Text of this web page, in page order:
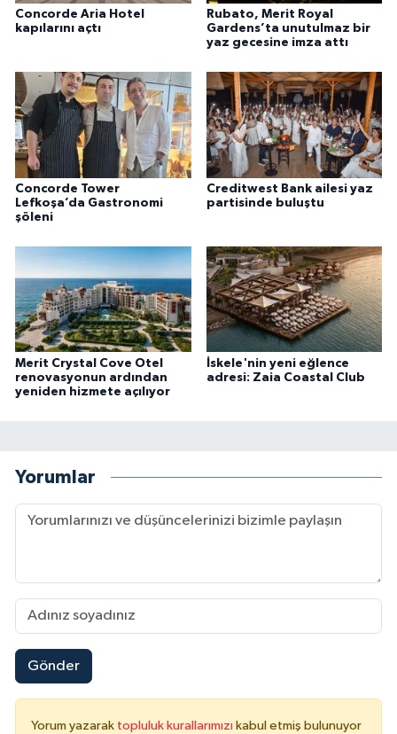
Concorde Aria Hotel
kapılarını açtı
Rubato, Merit Royal
Gardens’ta unutulmaz bir
yaz gecesine imza attı
Concorde Tower
Lefkoşa’da Gastronomi
şöleni
Creditwest Bank ailesi yaz
partisinde buluştu
Merit Crystal Cove Otel
renovasyonun ardından
yeniden hizmete açılıyor
İskele'nin yeni eğlence
adresi: Zaia Coastal Club
Yorumlar
Gönder
Yorum yazarak topluluk kurallarımızı kabul etmiş bulunuyor